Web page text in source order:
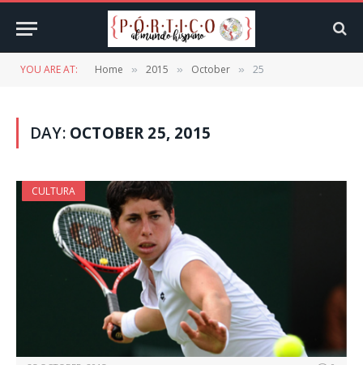
YOU ARE AT: Home » 2015 » October » 25
DAY: OCTOBER 25, 2015
CULTURA